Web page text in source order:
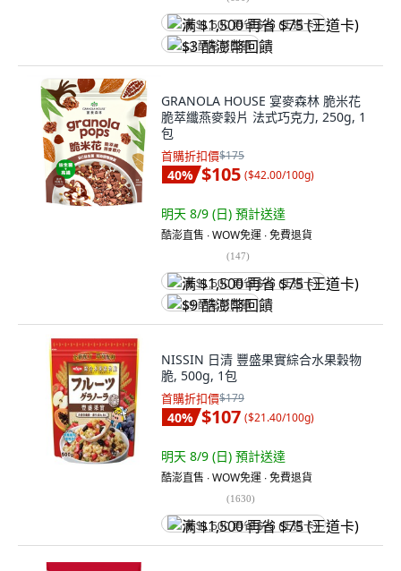
满 $1,500 再省 $75 (王道卡)
$3 酷澎幣回饋
GRANOLA HOUSE 宴麥森林 脆米花
脆萃纖燕麥穀片 法式巧克力, 250g, 1
包
首購折扣價$175
40% $105 ($42.00/100g)
明天 8/9 (日) 預計送達
酷澎直售 ∙ WOW免運 ∙ 免費退貨
(147)
满 $1,500 再省 $75 (王道卡)
$9 酷澎幣回饋
NISSIN 日清 豐盛果實綜合水果穀物
脆, 500g, 1包
首購折扣價$179
40% $107 ($21.40/100g)
明天 8/9 (日) 預計送達
酷澎直售 ∙ WOW免運 ∙ 免費退貨
(1630)
满 $1,500 再省 $75 (王道卡)